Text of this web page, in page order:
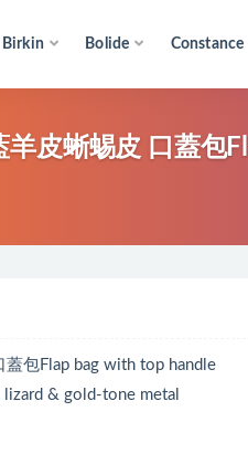
Birkin Bolide Constance
皮蜥蜴皮 口蓋包
包Flap bag with top handle
& gold-tone metal